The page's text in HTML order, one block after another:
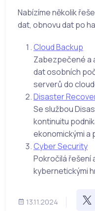
Nabízíme několik
dat, obnovu dat po
Cloud Backup
Zabezpečené a
dat osobních
serverů do
Disaster
Se službou
kontinuitu
ekonomickými a
Cyber Security
Pokročilá řešení
kybernetickými
13.11.2024